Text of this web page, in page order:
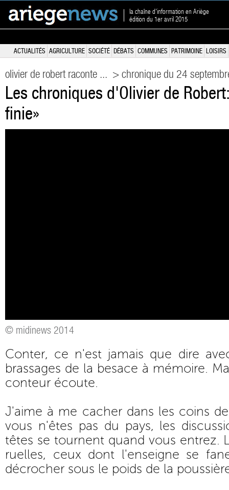
la chaîne d'information en Ariège
édition du 1er avril 2015
ACTUALITÉS AGRICULTURE SOCIÉTÉ DÉBATS COMMUNES PATRIMOINE LOISIRS
olivier de robert raconte ... > chronique du 24
Les chroniques d'Olivier de
finie»
© midinews 2014
Conter, ce n'est jamais que dire
brassages de la besace à mémoire.
conteur écoute.
J'aime à me cacher dans les coins
vous n'êtes pas du pays, les
têtes se tournent quand vous entrez.
ruelles, ceux dont l'enseigne se
décrocher sous le poids de la